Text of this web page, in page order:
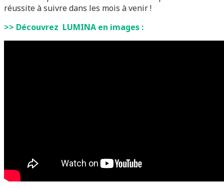
réussite à suivre dans les mois à venir !
>> Découvrez LUMINA en images :